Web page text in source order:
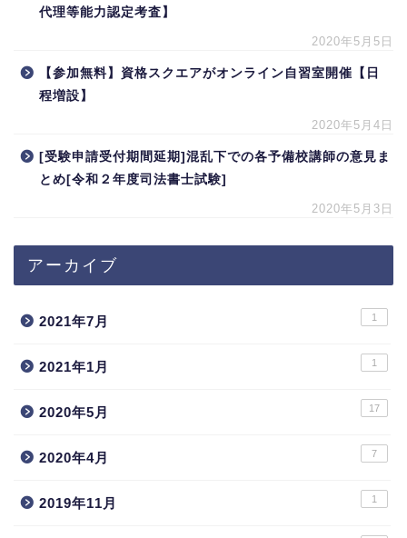
代理等能力認定考査】
2020年5月5日
【参加無料】資格スクエアがオンライン自習室開催【日
程増設】
2020年5月4日
[受験申請受付期間延期]混乱下での各予備校講師の意見ま
とめ[令和２年度司法書士試験]
2020年5月3日
アーカイブ
2021年7月 1
2021年1月 1
2020年5月 17
2020年4月 7
2019年11月 1